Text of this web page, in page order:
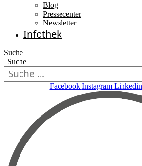
Blog
Pressecenter
Newsletter
Infothek
Suche
Suche
Facebook Instagram Linkedin